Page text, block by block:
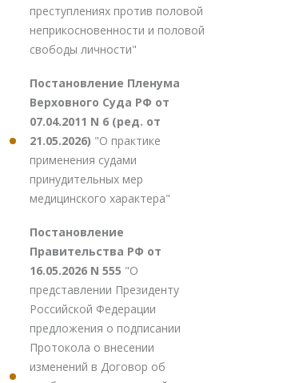
преступлениях против половой
неприкосновенности и половой
свободы личности"
Постановление Пленума
Верховного Суда РФ от
07.04.2011 N 6 (ред. от
21.05.2026) "О практике
применения судами
принудительных мер
медицинского характера"
Постановление
Правительства РФ от
16.05.2026 N 555 "О
представлении Президенту
Российской Федерации
предложения о подписании
Протокола о внесении
изменений в Договор об